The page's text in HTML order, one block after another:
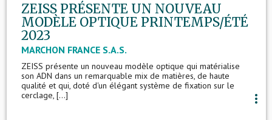
ZEISS PRÉSENTE UN NOUVEAU
MODÈLE OPTIQUE PRINTEMPS/ÉTÉ
2023
MARCHON FRANCE S.A.S.
ZEISS présente un nouveau modèle optique qui matérialise
son ADN dans un remarquable mix de matières, de haute
qualité et qui, doté d'un élégant système de fixation sur le
cerclage, [...]
more_vert